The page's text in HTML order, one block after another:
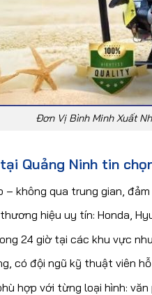
Đơn Vị Bình Minh Xuất
Quảng Ninh tin
– không qua trung gian,
hiệu uy tín: Honda,
24 giờ tại các khu vực
có đội ngũ kỹ thuật viên
hợp với từng loại hình: